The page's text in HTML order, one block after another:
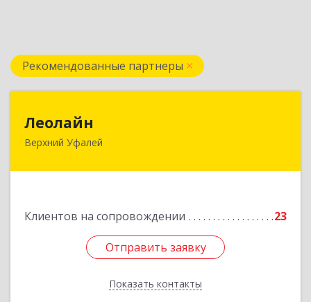
Рекомендованные партнеры
Леолайн
Верхний Уфалей
Клиентов на сопровождении 23
Отправить заявку
Показать контакты
456800, Челябинская обл, Верхний Уфалей г,
Отправить заявку
Назад